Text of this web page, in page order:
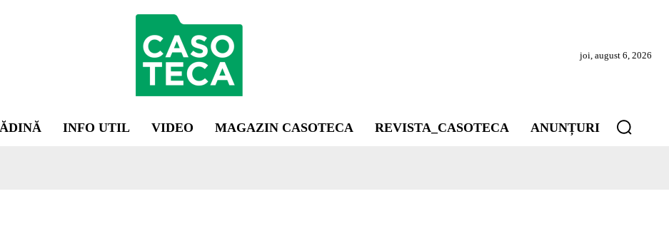
joi, august 6, 2026
INFO UTIL VIDEO MAGAZIN CASOTECA REVISTA_CASOTECA ANUNȚURI